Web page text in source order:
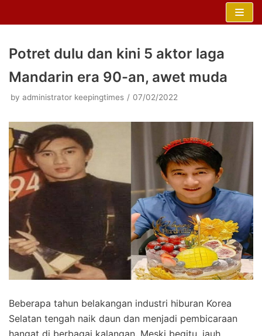
Potret dulu dan kini 5 aktor laga
Mandarin era 90-an, awet muda
by administrator keepingtimes 07/02/2022
Beberapa tahun belakangan industri hiburan Korea
Selatan tengah naik daun dan menjadi pembicaraan
hangat di berbagai kalangan. Meski begitu, jauh